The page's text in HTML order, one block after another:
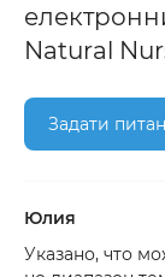
Natural
Задати
Юлия
Указано, что